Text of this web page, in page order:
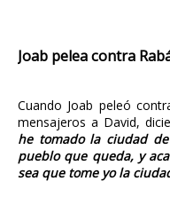
Joab pelea contra
Cuando Joab peleó
mensajeros a David,
he tomado la ciudad
pueblo que queda, y
sea que tome yo la